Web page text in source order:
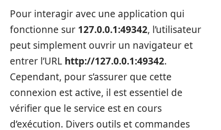
Pour interagir avec une application qui
fonctionne sur 127.0.0.1:49342, l’utilisateur
peut simplement ouvrir un navigateur et
entrer l’URL http://127.0.0.1:49342.
Cependant, pour s’assurer que cette
connexion est active, il est essentiel de
vérifier que le service est en cours
d’exécution. Divers outils et commandes